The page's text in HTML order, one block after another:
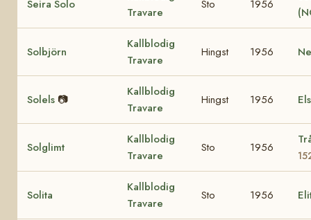
Seira Solo
Travare
Sto 1956
Solbjörn
Kallblodig
Travare
Hingst 1956
Solels 📷
Kallblodig
Travare
Hingst 1956
Solglimt
Kallblodig
Travare
Sto 1956
Solita
Kallblodig
Travare
Sto 1956